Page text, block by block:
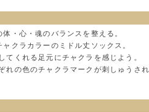
・心・魂のバランスを整える。
クラカラーのミドル丈ソックス。
てくれる足元にチャクラを感じよう。
れの色のチャクラマークが刺しゅうされ